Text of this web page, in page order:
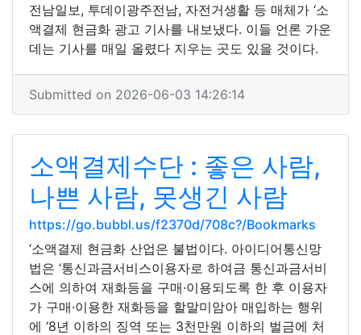
전남일보, 투데이광주전남, 자전거생활 등 매체가 ‘소
액결제 현금화 광고 기사를 내보냈다. 이들 언론 가운
데는 기사를 매일 올렸다 지우는 곳도 있을 것이다.
Submitted on 2026-06-03 14:26:14
소액결제수단 : 좋은 사람,
나쁜 사람, 못생긴 사람
https://go.bubbl.us/f2370d/708c?/Bookmarks
‘소액결제 현금화 산업은 불법이다. 아이디어통신망
법은 ‘통신과금서비스이용자로 하여금 통신과금서비
스에 의하여 재화등을 구매·이용되도록 한 후 이용자
가 구매·이용한 재화등을 할말미암아 매입하는 행위
에 ‘8년 이하의 징역 또는 3천만원 이하의 벌금에 처